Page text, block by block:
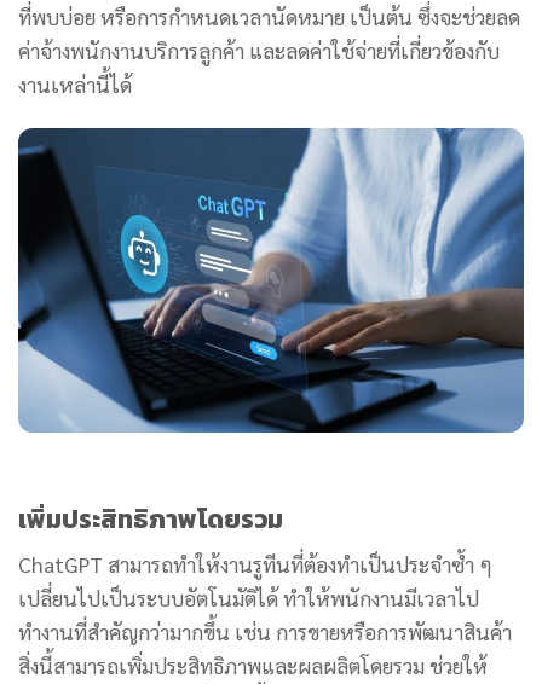
ที่พบบ่อย หรือการกำหนดเวลานัดหมาย เป็นต้น ซึ่งจะช่วยลด
ค่าจ้างพนักงานบริการลูกค้า และลดค่าใช้จ่ายที่เกี่ยวข้องกับ
งานเหล่านี้ได้
เพิ่มประสิทธิภาพโดยรวม
ChatGPT สามารถทำให้งานรูทีนที่ต้องทำเป็นประจำซ้ำ ๆ
เปลี่ยนไปเป็นระบบอัตโนมัติได้ ทำให้พนักงานมีเวลาไป
ทำงานที่สำคัญกว่ามากขึ้น เช่น การขายหรือการพัฒนาสินค้า
สิ่งนี้สามารถเพิ่มประสิทธิภาพและผลผลิตโดยรวม ช่วยให้